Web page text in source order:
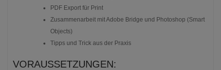
PDF Export für Print
Zusammenarbeit mit Adobe Bridge und Photoshop (Smart
Objects)
Tipps und Trick aus der Praxis
VORAUSSETZUNGEN: